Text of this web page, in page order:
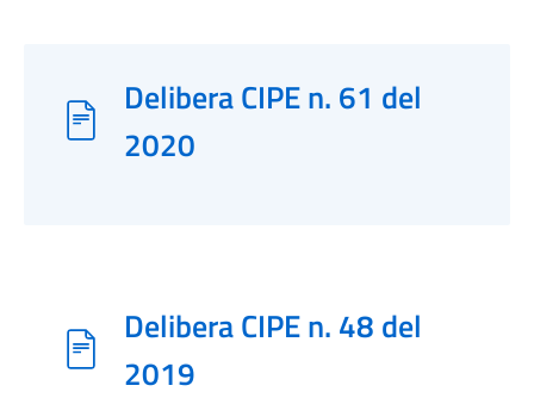
Delibera CIPE n. 61 del
2020
Delibera CIPE n. 48 del
2019